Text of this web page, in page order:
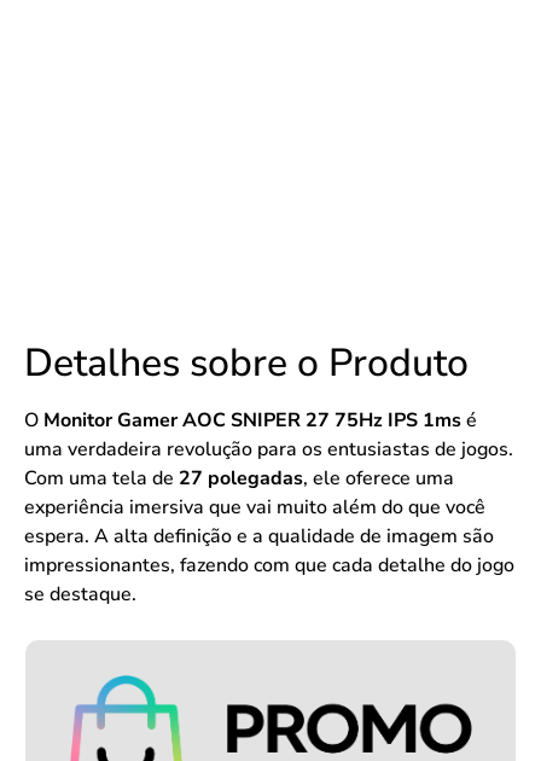
Detalhes sobre o Produto
O Monitor Gamer AOC SNIPER 27 75Hz IPS 1msé
uma verdadeira revolução para os entusiastas de jogos.
Com uma tela de 27 polegadas, ele oferece uma
experiência imersiva que vai muito além do que você
espera. A alta definição e a qualidade de imagem são
impressionantes, fazendo com que cada detalhe do jogo
se destaque.